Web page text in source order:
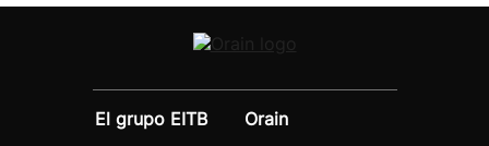
El grupo EITB
Orain